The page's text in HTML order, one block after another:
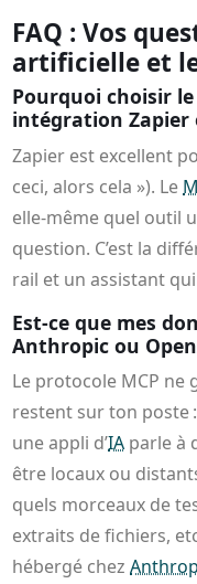
FAQ : Vos
artificielle et
Pourquoi choisir
intégration Zapier
Zapier est excellent
ceci, alors cela »). Le
elle-même quel outil
question. C’est la
rail et un assistant
Est-ce que mes
Anthropic ou
Le protocole MCP ne
restent sur ton poste
une appli d’IA parle à
être locaux ou
quels morceaux de
extraits de fichiers,
hébergé chez